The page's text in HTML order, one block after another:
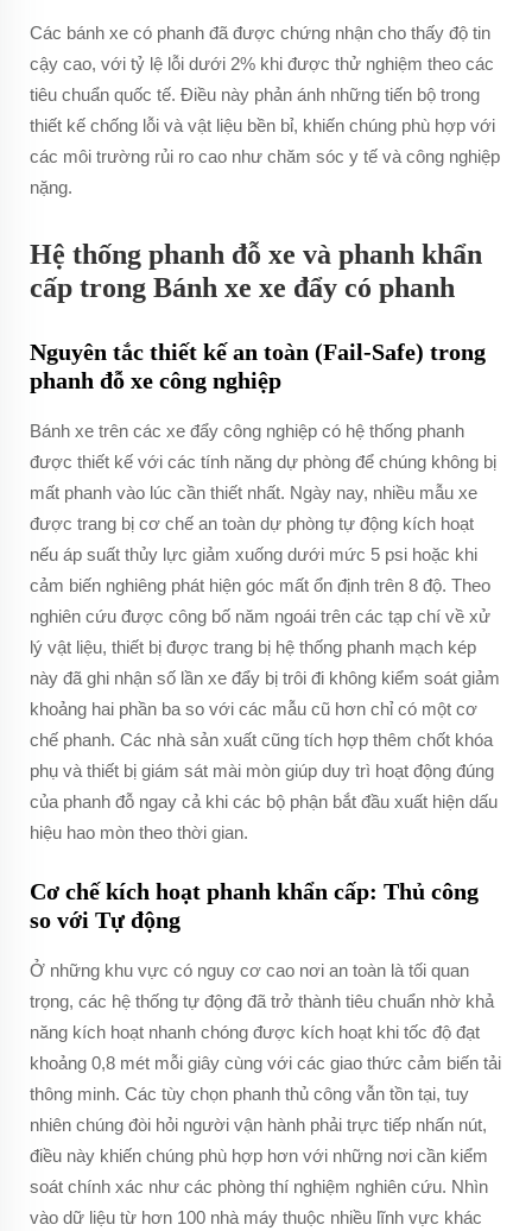
Các bánh xe có phanh đã được chứng nhận cho thấy độ tin
cậy cao, với tỷ lệ lỗi dưới 2% khi được thử nghiệm theo các
tiêu chuẩn quốc tế. Điều này phản ánh những tiến bộ trong
thiết kế chống lỗi và vật liệu bền bỉ, khiến chúng phù hợp với
các môi trường rủi ro cao như chăm sóc y tế và công nghiệp
nặng.
Hệ thống phanh đỗ xe và phanh khẩn
cấp trong Bánh xe xe đẩy có phanh
Nguyên tắc thiết kế an toàn (Fail-Safe) trong
phanh đỗ xe công nghiệp
Bánh xe trên các xe đẩy công nghiệp có hệ thống phanh
được thiết kế với các tính năng dự phòng để chúng không bị
mất phanh vào lúc cần thiết nhất. Ngày nay, nhiều mẫu xe
được trang bị cơ chế an toàn dự phòng tự động kích hoạt
nếu áp suất thủy lực giảm xuống dưới mức 5 psi hoặc khi
cảm biến nghiêng phát hiện góc mất ổn định trên 8 độ. Theo
nghiên cứu được công bố năm ngoái trên các tạp chí về xử
lý vật liệu, thiết bị được trang bị hệ thống phanh mạch kép
này đã ghi nhận số lần xe đẩy bị trôi đi không kiểm soát giảm
khoảng hai phần ba so với các mẫu cũ hơn chỉ có một cơ
chế phanh. Các nhà sản xuất cũng tích hợp thêm chốt khóa
phụ và thiết bị giám sát mài mòn giúp duy trì hoạt động đúng
của phanh đỗ ngay cả khi các bộ phận bắt đầu xuất hiện dấu
hiệu hao mòn theo thời gian.
Cơ chế kích hoạt phanh khẩn cấp: Thủ công
so với Tự động
Ở những khu vực có nguy cơ cao nơi an toàn là tối quan
trọng, các hệ thống tự động đã trở thành tiêu chuẩn nhờ khả
năng kích hoạt nhanh chóng được kích hoạt khi tốc độ đạt
khoảng 0,8 mét mỗi giây cùng với các giao thức cảm biến tải
thông minh. Các tùy chọn phanh thủ công vẫn tồn tại, tuy
nhiên chúng đòi hỏi người vận hành phải trực tiếp nhấn nút,
điều này khiến chúng phù hợp hơn với những nơi cần kiểm
soát chính xác như các phòng thí nghiệm nghiên cứu. Nhìn
vào dữ liệu từ hơn 100 nhà máy thuộc nhiều lĩnh vực khác